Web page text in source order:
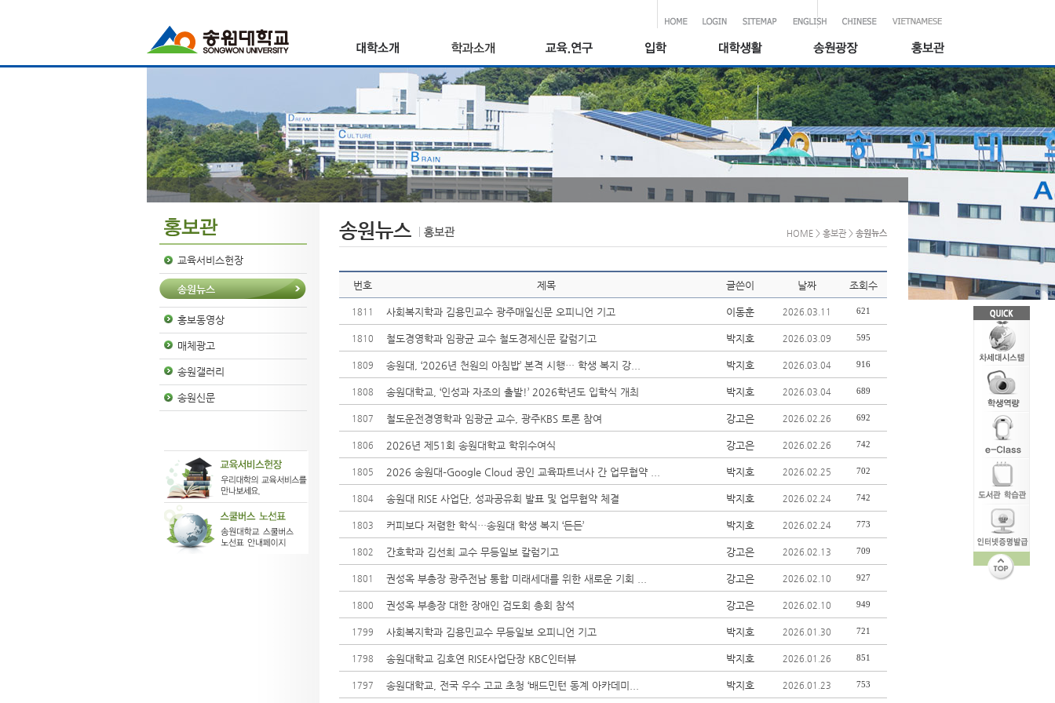
교육서비스헌장
송원뉴스
홍보동영상
매체광고
송원갤러리
송원신문
송원뉴스 HOME > 홍보관 > 송원뉴스
번호 제목 글쓴이 날짜 조회수
1811 사회복지학과 김용민교수 광주매일신문 오피니언 기고 이동훈 2026.03.11 621
1810 철도경영학과 임광균 교수 철도경제신문 칼럼기고 박지호 2026.03.09 595
1809 송원대, ‘2026년 천원의 아침밥’ 본격 시행… 학생 복지 강... 박지호 2026.03.04 916
1808 송원대학교, ‘인성과 자조의 출발!’ 2026학년도 입학식 개최 박지호 2026.03.04 689
1807 철도운전경영학과 임광균 교수, 광주KBS 토론 참여 강고은 2026.02.26 692
1806 2026년 제51회 송원대학교 학위수여식 강고은 2026.02.26 742
1805 2026 송원대–Google Cloud 공인 교육파트너사 간 업무협약 ... 박지호 2026.02.25 702
1804 송원대 RISE 사업단, 성과공유회 발표 및 업무협약 체결 박지호 2026.02.24 742
1803 커피보다 저렴한 학식…송원대 학생 복지 ‘든든’ 박지호 2026.02.24 773
1802 간호학과 김선희 교수 무등일보 칼럼기고 강고은 2026.02.13 709
1801 권성옥 부총장 광주전남 통합 미래세대를 위한 새로운 기회 ... 강고은 2026.02.10 927
1800 권성옥 부총장 대한 장애인 검도회 총회 참석 강고은 2026.02.10 949
1799 사회복지학과 김용민교수 무등일보 오피니언 기고 박지호 2026.01.30 721
1798 송원대학교 김호연 RISE사업단장 KBC인터뷰 박지호 2026.01.26 851
1797 송원대학교, 전국 우수 고교 초청 ‘배드민턴 동계 아카데미... 박지호 2026.01.23 753